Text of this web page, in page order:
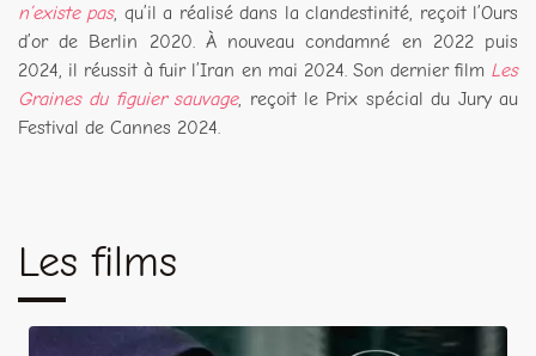
n’existe pas, qu’il a réalisé dans la clandestinité, reçoit l’Ours
d’or de Berlin 2020. À nouveau condamné en 2022 puis
2024, il réussit à fuir l’Iran en mai 2024. Son dernier film Les
Graines du figuier sauvage, reçoit le Prix spécial du Jury au
Festival de Cannes 2024.
Les films